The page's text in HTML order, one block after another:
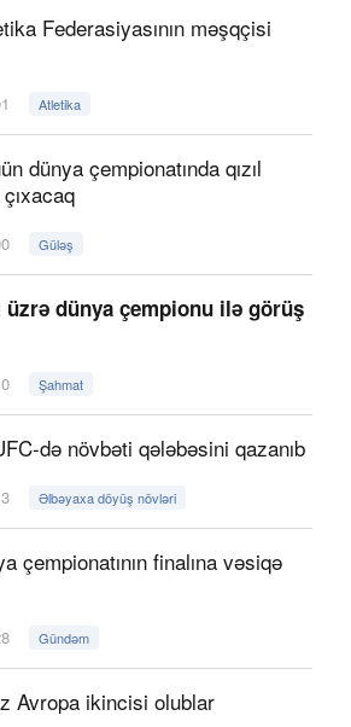
Federasiyasının məşqçisi
Atletika
dünya çempionatında qızıl
Güləş
üzrə dünya çempionu ilə görüş
Şahmat
də növbəti qələbəsini qazanıb
Əlbəyaxa döyüş növləri
çempionatının finalına vəsiqə
Gündəm
Avropa ikincisi olublar